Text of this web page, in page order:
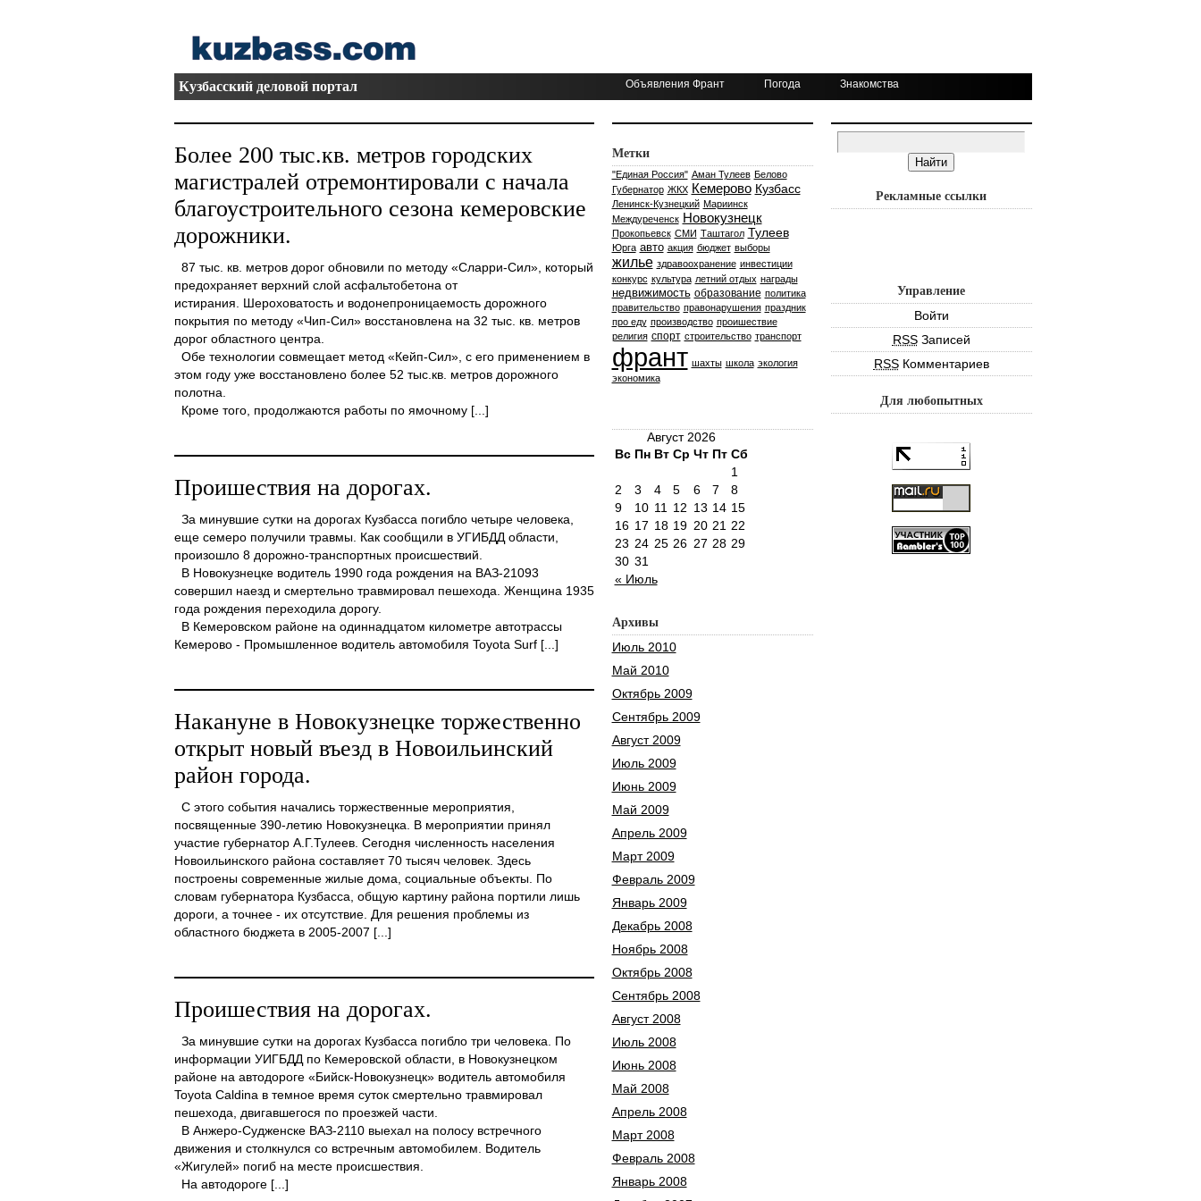
Кузбасский деловой портал Объявления Франт Погода Знакомства
Более 200 тыс.кв. метров городских
магистралей отремонтировали с начала
благоустроительного сезона кемеровские
дорожники.
87 тыс. кв. метров дорог обновили по методу «Сларри-Сил», который
предохраняет верхний слой асфальтобетона от
истирания. Шероховатость и водонепроницаемость дорожного
покрытия по методу «Чип-Сил» восстановлена на 32 тыс. кв. метров
дорог областного центра.
Обе технологии совмещает метод «Кейп-Сил», с его применением в
этом году уже восстановлено более 52 тыс.кв. метров дорожного
полотна.
Кроме того, продолжаются работы по ямочному [...]
Проишествия на дорогах.
За минувшие сутки на дорогах Кузбасса погибло четыре человека,
еще семеро получили травмы. Как сообщили в УГИБДД области,
произошло 8 дорожно-транспортных происшествий.
В Новокузнецке водитель 1990 года рождения на ВАЗ-21093
совершил наезд и смертельно травмировал пешехода. Женщина 1935
года рождения переходила дорогу.
В Кемеровском районе на одиннадцатом километре автотрассы
Кемерово - Промышленное водитель автомобиля Toyota Surf [...]
Накануне в Новокузнецке торжественно
открыт новый въезд в Новоильинский
район города.
С этого события начались торжественные мероприятия,
посвященные 390-летию Новокузнецка. В мероприятии принял
участие губернатор А.Г.Тулеев. Сегодня численность населения
Новоильинского района составляет 70 тысяч человек. Здесь
построены современные жилые дома, социальные объекты. По
словам губернатора Кузбасса, общую картину района портили лишь
дороги, а точнее - их отсутствие. Для решения проблемы из
областного бюджета в 2005-2007 [...]
Проишествия на дорогах.
За минувшие сутки на дорогах Кузбасса погибло три человека. По
информации УИГБДД по Кемеровской области, в Новокузнецком
районе на автодороге «Бийск-Новокузнецк» водитель автомобиля
Toyota Caldina в темное время суток смертельно травмировал
пешехода, двигавшегося по проезжей части.
В Анжеро-Судженске ВАЗ-2110 выехал на полосу встречного
движения и столкнулся со встречным автомобилем. Водитель
«Жигулей» погиб на месте происшествия.
На автодороге [...]
Метки
"Единая Россия" Аман Тулеев Белово
Губернатор ЖКХ Кемерово Кузбасс
Ленинск-Кузнецкий Мариинск
Междуреченск Новокузнецк
Прокопьевск СМИ Таштагол Тулеев
Юрга авто акция бюджет выборы
жилье здравоохранение инвестиции
конкурс культура летний отдых награды
недвижимость образование политика
правительство правонарушения праздник
про еду производство проишествие
религия спорт строительство транспорт
франт шахты школа экология
экономика
Август 2026
Вс Пн Вт Ср Чт Пт Сб
« Июль
1
2
3 4 5 6 7
8
9
10 11 12 13 14 15
16 17 18 19 20 21 22
23 24 25 26 27 28 29
30 31
Архивы
Июль 2010
Май 2010
Октябрь 2009
Сентябрь 2009
Август 2009
Июль 2009
Июнь 2009
Май 2009
Апрель 2009
Март 2009
Февраль 2009
Январь 2009
Декабрь 2008
Ноябрь 2008
Октябрь 2008
Сентябрь 2008
Август 2008
Июль 2008
Июнь 2008
Май 2008
Апрель 2008
Март 2008
Февраль 2008
Январь 2008
Рекламные ссылки
Управление
Войти
RSSЗаписей
RSSКомментариев
Для любопытных